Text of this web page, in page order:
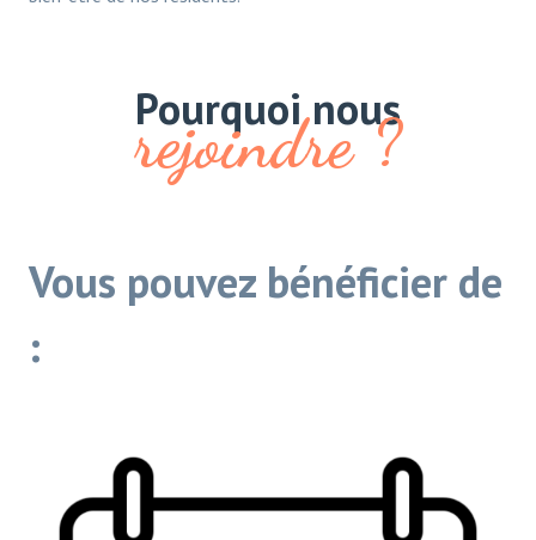
Pourquoi nous
rejoindre ?
Vous pouvez bénéficier de
: